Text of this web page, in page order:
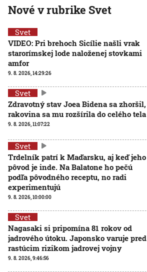
Nové v rubrike Svet
Svet
VIDEO: Pri brehoch Sicílie našli vrak
starorímskej lode naloženej stovkami
amfor
9. 8. 2026, 14:29:26
Svet
Zdravotný stav Joea Bidena sa zhoršil,
rakovina sa mu rozšírila do celého tela
9. 8. 2026, 11:07:22
Svet
Trdelník patrí k Maďarsku, aj keď jeho
pôvod je inde. Na Balatone ho pečú
podľa pôvodného receptu, no radi
experimentujú
9. 8. 2026, 10:00:00
Svet
Nagasaki si pripomína 81 rokov od
jadrového útoku. Japonsko varuje pred
rastúcim rizikom jadrovej vojny
9. 8. 2026, 9:46:56